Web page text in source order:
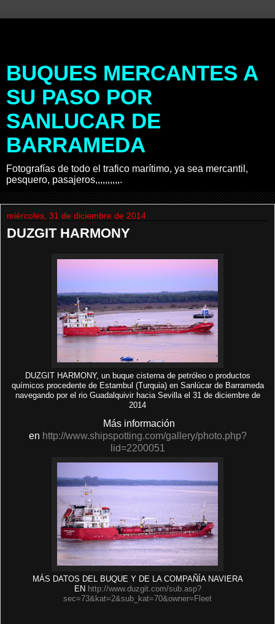
BUQUES MERCANTES A
SU PASO POR
SANLUCAR DE
BARRAMEDA
Fotografías de todo el trafico marítimo, ya sea mercantil,
pesquero, pasajeros,,,,,,,,,,.
miércoles, 31 de diciembre de 2014
DUZGIT HARMONY
DUZGIT HARMONY, un buque cisterna de petróleo o productos
químicos procedente de Estambul (Turquia) en Sanlúcar de Barrameda
navegando por el rio Guadalquivir hacia Sevilla el 31 de diciembre de
2014
Más información
en http://www.shipspotting.com/gallery/photo.php?
lid=2200051
MÁS DATOS DEL BUQUE Y DE LA COMPAÑÍA NAVIERA
EN http://www.duzgit.com/sub.asp?
sec=73&kat=2&sub_kat=70&owner=Fleet